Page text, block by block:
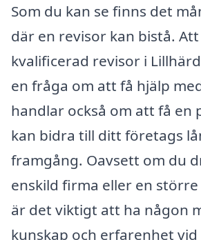
Som du kan se finns det
där en revisor kan bistå.
kvalificerad revisor i
en fråga om att få hjälp
handlar också om att få en
kan bidra till ditt företags
framgång. Oavsett om du
enskild firma eller en
är det viktigt att ha någon
kunskap och erfarenhet vid